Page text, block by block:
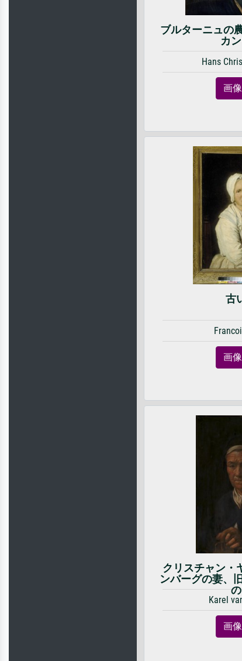
ブルターニュの
カ
Hans
画
古
画
クリスチャン・
ンバーグの妻、
Karel
画